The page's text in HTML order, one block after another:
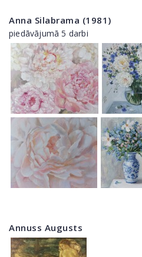
Anna Silabrama (1981)
piedāvājumā 5 darbi
Annuss Augusts